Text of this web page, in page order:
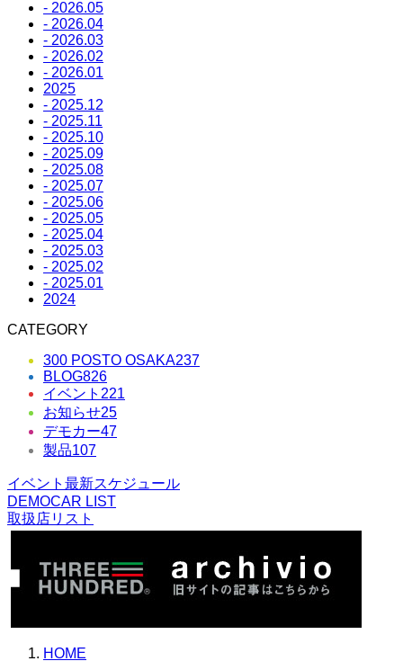
- 2026.05
- 2026.04
- 2026.03
- 2026.02
- 2026.01
2025
- 2025.12
- 2025.11
- 2025.10
- 2025.09
- 2025.08
- 2025.07
- 2025.06
- 2025.05
- 2025.04
- 2025.03
- 2025.02
- 2025.01
2024
CATEGORY
300 POSTO OSAKA237
BLOG826
イベント 221
お知らせ25
デモカー47
製品107
イベント最新スケジュール
DEMOCAR LIST
取扱店リスト
HOME